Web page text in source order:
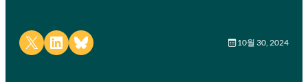
Share on X Share on LinkedIn
Share on Bluesky 10월 30, 2024